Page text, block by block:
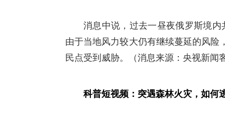
消息中说，过去一昼夜俄罗斯境
由于当地风力较大仍有继续蔓延的风
民点受到威胁。（消息来源：央视新闻
科普短视频：突遇森林火灾，如何